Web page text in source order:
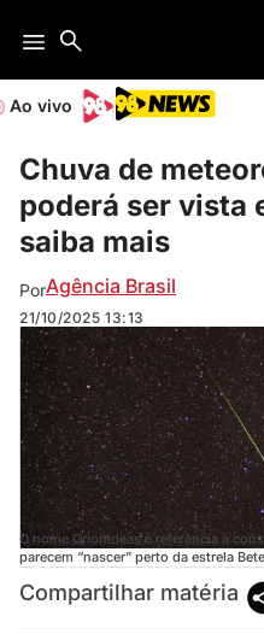
Ao vivo
Chuva de
poderá ser vista
saiba mais
PorAgência Brasil
21/10/2025 13:13
O nome Orionídeas é referência à
parecem “nascer” perto da estrela
Compartilhar matéria